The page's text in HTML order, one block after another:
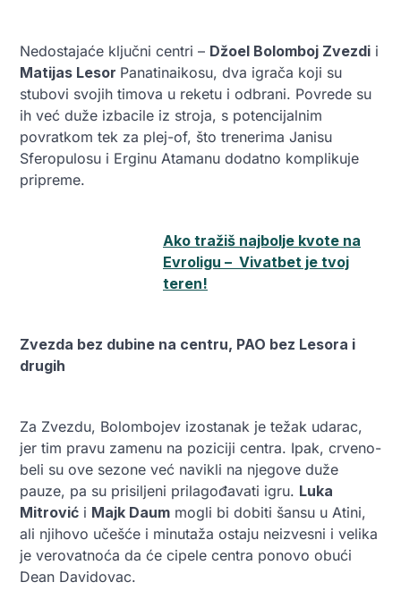
Nedostajaće ključni centri – Džoel Bolomboj Zvezdi i
Matijas Lesor Panatinaikosu, dva igrača koji su
stubovi svojih timova u reketu i odbrani. Povrede su
ih već duže izbacile iz stroja, s potencijalnim
povratkom tek za plej-of, što trenerima Janisu
Sferopulosu i Erginu Atamanu dodatno komplikuje
pripreme.
Ako tražiš najbolje kvote na
Evroligu – Vivatbet je tvoj
teren!
Zvezda bez dubine na centru, PAO bez Lesora i
drugih
Za Zvezdu, Bolombojev izostanak je težak udarac,
jer tim pravu zamenu na poziciji centra. Ipak, crveno-
beli su ove sezone već navikli na njegove duže
pauze, pa su prisiljeni prilagođavati igru. Luka
Mitrović i Majk Daum mogli bi dobiti šansu u Atini,
ali njihovo učešće i minutaža ostaju neizvesni i velika
je verovatnoća da će cipele centra ponovo obući
Dean Davidovac.